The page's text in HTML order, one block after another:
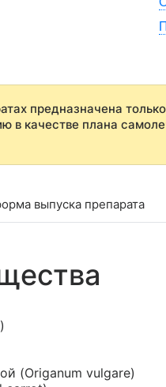
предназначена
в качестве плана
выпуска препарата
(Origanum vulgare)